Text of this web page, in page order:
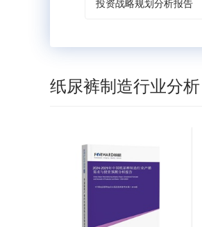
投资战略规划分析报告
纸尿裤制造行业分析